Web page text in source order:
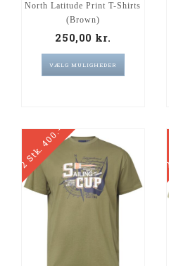
North Latitude Print T-Shirts
(Brown)
250,00 kr.
VÆLG MULIGHEDER
2 Stk. 400.-